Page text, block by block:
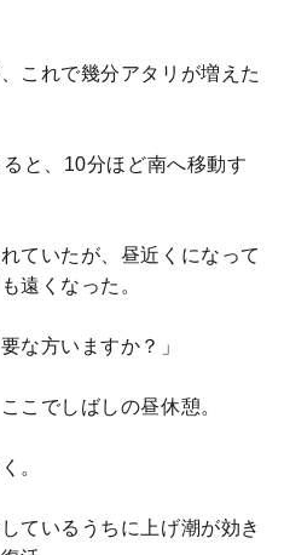
これで幾分アタリが増えた
と、10分ほど南へ移動す
ていたが、昼近くになって
遠くなった。
な方いますか？」
こでしばしの昼休憩。
。
ているうちに上げ潮が効き